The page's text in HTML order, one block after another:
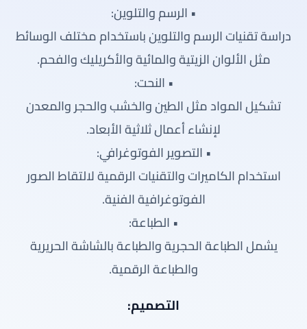
• الرسم والتلوين:
دراسة تقنيات الرسم والتلوين باستخدام مختلف الوسائط
مثل الألوان الزيتية والمائية والأكريليك والفحم.
• النحت:
تشكيل المواد مثل الطين والخشب والحجر والمعدن
لإنشاء أعمال ثلاثية الأبعاد.
• التصوير الفوتوغرافي:
استخدام الكاميرات والتقنيات الرقمية لالتقاط الصور
الفوتوغرافية الفنية.
• الطباعة:
يشمل الطباعة الحجرية والطباعة بالشاشة الحريرية
والطباعة الرقمية.
التصميم: